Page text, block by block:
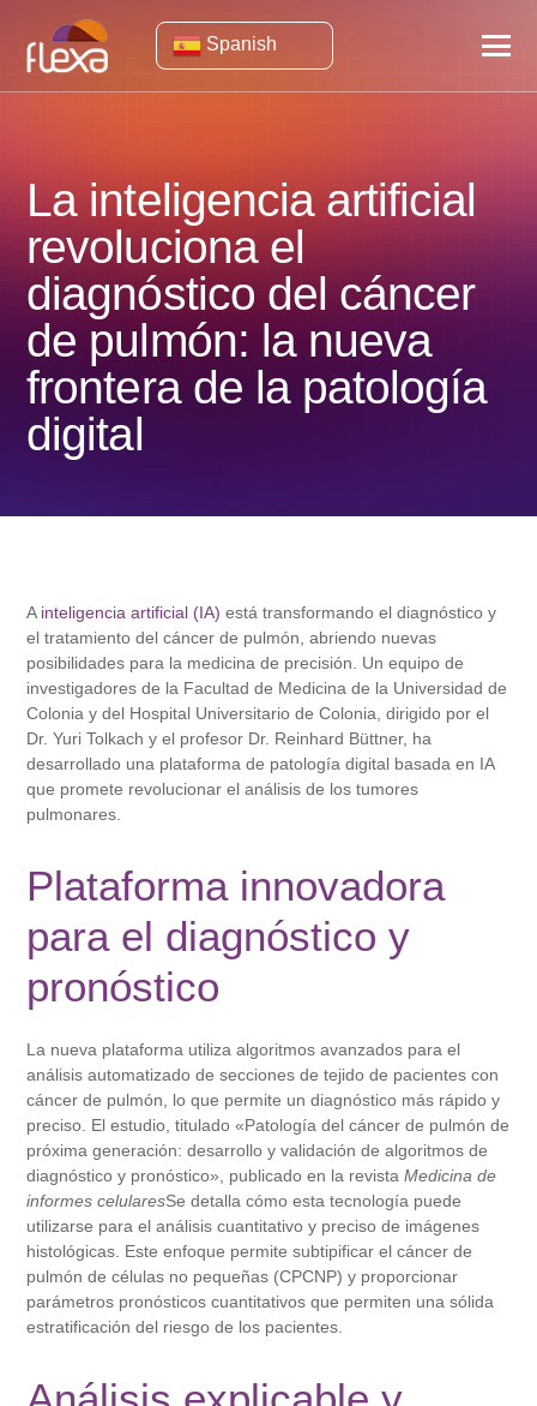
Spanish
La inteligencia artificial
revoluciona el
diagnóstico del cáncer
de pulmón: la nueva
frontera de la patología
digital
A inteligencia artificial (IA) está transformando el diagnóstico y
el tratamiento del cáncer de pulmón, abriendo nuevas
posibilidades para la medicina de precisión. Un equipo de
investigadores de la Facultad de Medicina de la Universidad de
Colonia y del Hospital Universitario de Colonia, dirigido por el
Dr. Yuri Tolkach y el profesor Dr. Reinhard Büttner, ha
desarrollado una plataforma de patología digital basada en IA
que promete revolucionar el análisis de los tumores
pulmonares.
Plataforma innovadora
para el diagnóstico y
pronóstico
La nueva plataforma utiliza algoritmos avanzados para el
análisis automatizado de secciones de tejido de pacientes con
cáncer de pulmón, lo que permite un diagnóstico más rápido y
preciso. El estudio, titulado «Patología del cáncer de pulmón de
próxima generación: desarrollo y validación de algoritmos de
diagnóstico y pronóstico», publicado en la revistaMedicina de
informes celularesSe detalla cómo esta tecnología puede
utilizarse para el análisis cuantitativo y preciso de imágenes
histológicas. Este enfoque permite subtipificar el cáncer de
pulmón de células no pequeñas (CPCNP) y proporcionar
parámetros pronósticos cuantitativos que permiten una sólida
estratificación del riesgo de los pacientes.